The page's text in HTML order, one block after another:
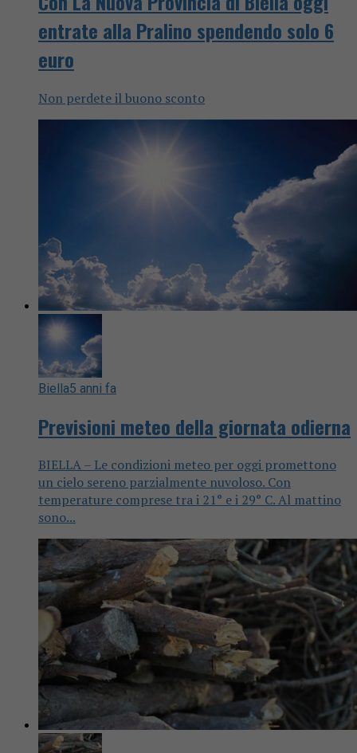
entrate alla Pralino spendendo solo 6
euro
Non perdete il buono sconto
Biella5 anni fa
Previsioni meteo della giornata odierna
BIELLA – Le condizioni meteo per oggi promettono
un cielo sereno parzialmente nuvoloso. Con
temperature comprese tra i 21° e i 29° C. Al mattino
sono...